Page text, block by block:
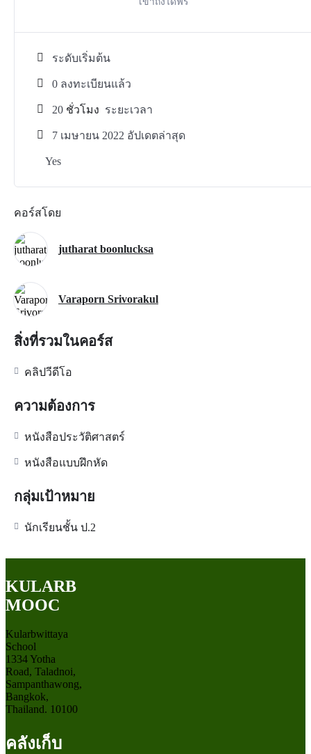
ระดับเริ่มต้น
0 ลงทะเบียนแล้ว
20 ชั่วโมง ระยะเวลา
7 เมษายน 2022 อัปเดตล่าสุด
Yes
คอร์สโดย
jutharat boonlucksa
Varaporn Srivorakul
สิ่งที่รวมในคอร์ส
คลิปวีดีโอ
ความต้องการ
หนังสือประวัติศาสตร์
หนังสือแบบฝึกหัด
กลุ่มเป้าหมาย
นักเรียนชั้น ป.2
KULARB
MOOC
Kularbwittaya
School
1334 Yotha
Road, Taladnoi,
Sampanthawong,
Bangkok,
Thailand. 10100
คลังเก็บ